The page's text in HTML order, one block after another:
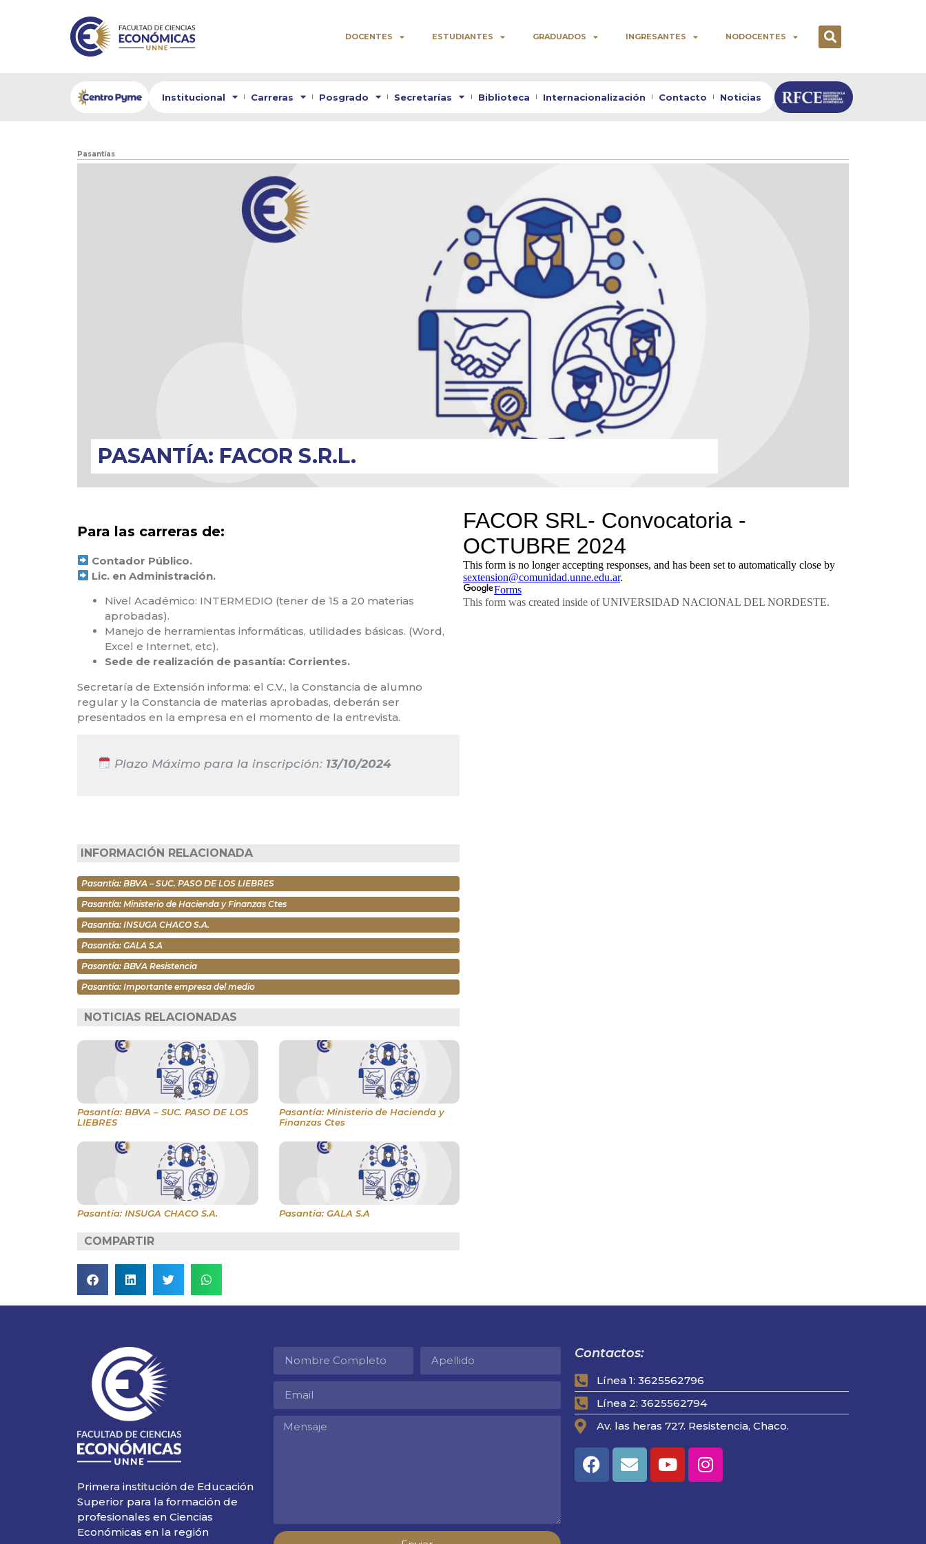
DOCENTES ESTUDIANTES GRADUADOS INGRESANTES NODOCENTES
Institucional Carreras Posgrado Secretarías Biblioteca Internacionalización Contacto Noticias
Pasantías
PASANTÍA: FACOR S.R.L.
Para las carreras de:
Contador Público.
Lic. en Administración.
Nivel Académico: INTERMEDIO (tener de 15 a 20 materias
aprobadas).
Manejo de herramientas informáticas, utilidades básicas. (Word,
Excel e Internet, etc).
Sede de realización de pasantía: Corrientes.
Secretaría de Extensión informa: el C.V., la Constancia de alumno
regular y la Constancia de materias aprobadas, deberán ser
presentados en la empresa en el momento de la entrevista.
Plazo Máximo para la inscripción: 13/10/2024
INFORMACIÓN RELACIONADA
Pasantía: BBVA – SUC. PASO DE LOS LIEBRES
Pasantía: Ministerio de Hacienda y Finanzas Ctes
Pasantía: INSUGA CHACO S.A.
Pasantía: GALA S.A
Pasantía: BBVA Resistencia
Pasantía: Importante empresa del medio
NOTICIAS RELACIONADAS
Pasantía: BBVA – SUC. PASO DE LOS
LIEBRES
Pasantía: Ministerio de Hacienda y
Finanzas Ctes
Pasantía: INSUGA CHACO S.A. Pasantía: GALA S.A
COMPARTIR
Primera institución de Educación
Superior para la formación de
profesionales en Ciencias
Económicas en la región
Contactos:
Línea 1: 3625562796
Línea 2: 3625562794
Av. las heras 727. Resistencia, Chaco.